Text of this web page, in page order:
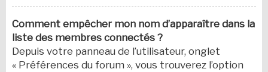
Comment empêcher mon nom d’apparaître dans la
liste des membres connectés ?
Depuis votre panneau de l’utilisateur, onglet
« Préférences du forum », vous trouverez l’option